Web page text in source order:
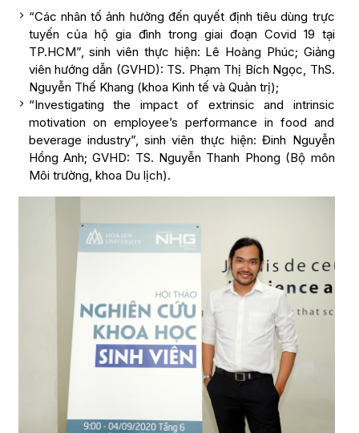
“Các nhân tố ảnh hưởng đến quyết định tiêu dùng trực
tuyến của hộ gia đình trong giai đoạn Covid 19 tại
TP.HCM”, sinh viên thực hiện: Lê Hoàng Phúc; Giảng
viên hướng dẫn (GVHD): TS. Phạm Thị Bích Ngọc, ThS.
Nguyễn Thế Khang (khoa Kinh tế và Quản trị);
“Investigating the impact of extrinsic and intrinsic
motivation on employee’s performance in food and
beverage industry”, sinh viên thực hiện: Đinh Nguyễn
Hồng Anh; GVHD: TS. Nguyễn Thanh Phong (Bộ môn
Môi trường, khoa Du lịch).